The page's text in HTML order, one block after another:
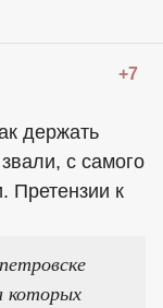
+7
держать
с самого
Претензии к
которых